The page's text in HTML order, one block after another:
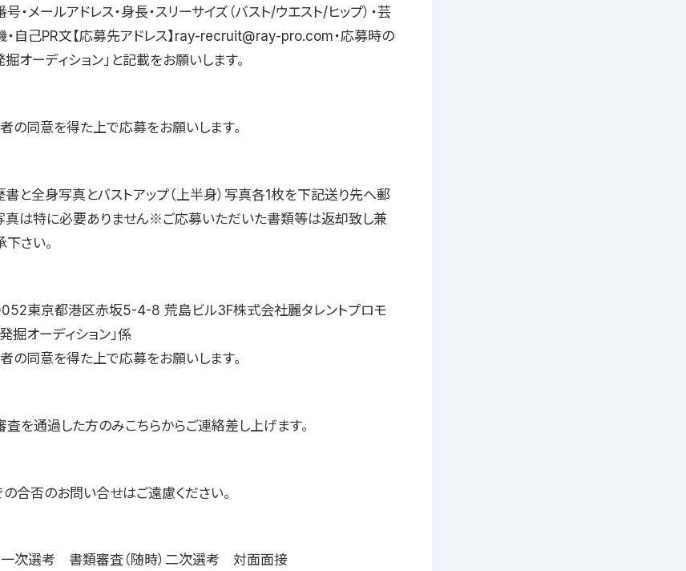
・メールアドレス・身長・スリーサイズ（バスト/ウエスト/ヒップ）・芸
・自己PR文【応募先アドレス】ray-recruit@ray-pro.com・応募時の
オーディション」と記載をお願いします。
の同意を得た上で応募をお願いします。
と全身写真とバストアップ（上半身）写真各1枚を下記送り先へ郵
は特に必要ありません※ご応募いただいた書類等は返却致し兼
下さい。
0052東京都港区赤坂5-4-8 荒島ビル3F株式会社麗タレントプロモ
掘オーディション」係
の同意を得た上で応募をお願いします。
査を通過した方のみこちらからご連絡差し上げます。
合否のお問い合せはご遠慮ください。
】一次選考 書類審査（随時）二次選考 対面面接